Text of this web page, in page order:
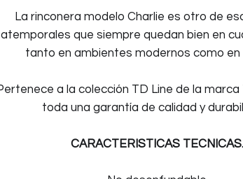
La rinconera modelo Charlie es otro de
atemporales que siempre quedan bien en
tanto en ambientes modernos como en
a la colección TD Line de la
toda una garantía de calidad y
CARACTERISTICAS TECNICAS.